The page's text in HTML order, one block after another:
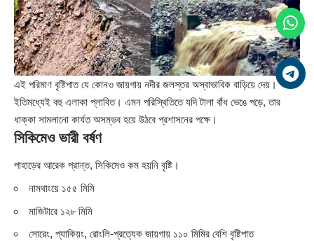
এই পরিমাণ বৃষ্টিপাত যে কোনও জায়গায় নদীর জলস্তর অস্বাভাবিক বাড়িয়ে দেয়।
ইতিমধ্যেই বহু এলাকা প্লাবিত। এমন পরিস্থিতিতে যদি টালা বাঁধ ভেঙে পড়ে, তার
ধাক্কা সামলানো কার্যত অসম্ভব হয়ে উঠবে প্রশাসনের পক্ষে।
সিকিমেও ভারী বর্ষণ
পাহাড়ের আরেক প্রান্ত, সিকিমেও কম হয়নি বৃষ্টি।
নামথাংয়ে ১৫৫ মিমি
মাজিটারে ১২৮ মিমি
সোরেং, প্যাকিয়ং, রোংলি-প্রত্যেক জায়গায় ১১০ মিমির বেশি বৃষ্টিপাত